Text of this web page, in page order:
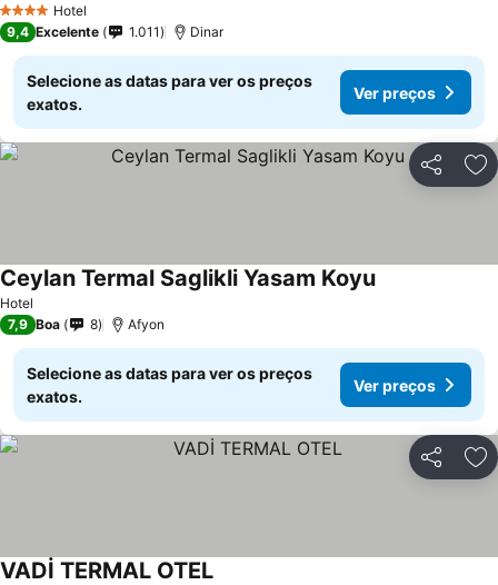
4 EstrelasHotel
9,4 Excelente 1.011 Dinar
Selecione as datas para ver os preços
exatos.
Ver preços
Partilhar
Hotel
Ceylan Termal Saglikli Yasam Koyu
7,9 Boa 8 Afyon
Selecione as datas para ver os preços
exatos.
Ver preços
Partilhar
VADİ TERMAL OTEL